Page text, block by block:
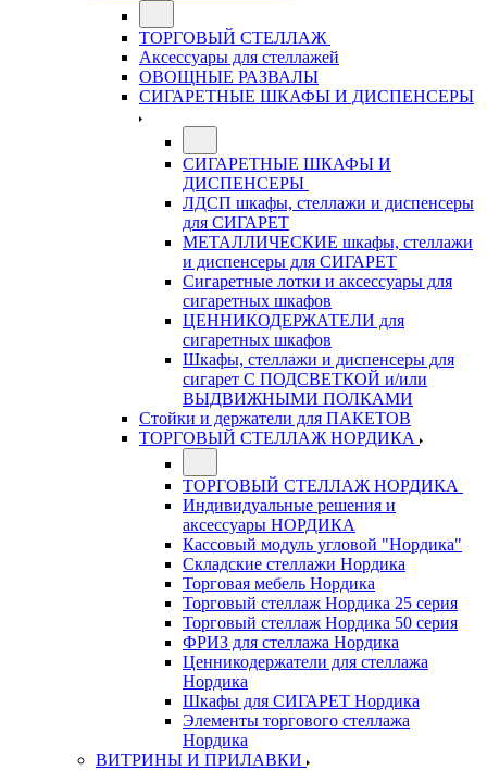
ТОРГОВЫЙ СТЕЛЛАЖ
Аксессуары для стеллажей
ОВОЩНЫЕ РАЗВАЛЫ
СИГАРЕТНЫЕ ШКАФЫ И ДИСПЕНСЕРЫ
СИГАРЕТНЫЕ ШКАФЫ И
ДИСПЕНСЕРЫ
ЛДСП шкафы, стеллажи и диспенсеры
для СИГАРЕТ
МЕТАЛЛИЧЕСКИЕ шкафы, стеллажи
и диспенсеры для СИГАРЕТ
Сигаретные лотки и аксессуары для
сигаретных шкафов
ЦЕННИКОДЕРЖАТЕЛИ для
сигаретных шкафов
Шкафы, стеллажи и диспенсеры для
сигарет С ПОДСВЕТКОЙ и/или
ВЫДВИЖНЫМИ ПОЛКАМИ
Стойки и держатели для ПАКЕТОВ
ТОРГОВЫЙ СТЕЛЛАЖ НОРДИКА
ТОРГОВЫЙ СТЕЛЛАЖ НОРДИКА
Индивидуальные решения и
аксессуары НОРДИКА
Кассовый модуль угловой "Нордика"
Складские стеллажи Нордика
Торговая мебель Нордика
Торговый стеллаж Нордика 25 серия
Торговый стеллаж Нордика 50 серия
ФРИЗ для стеллажа Нордика
Ценникодержатели для стеллажа
Нордика
Шкафы для СИГАРЕТ Нордика
Элементы торгового стеллажа
Нордика
ВИТРИНЫ И ПРИЛАВКИ